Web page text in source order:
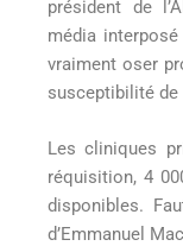
président de
média
vraiment oser
susceptibilité de
Les cliniques
réquisition, 4
disponibles.
d’Emmanuel